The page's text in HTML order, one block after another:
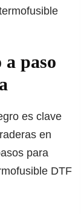
paso
es clave
en
para
DTF